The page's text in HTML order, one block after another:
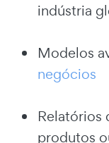
indústria
Modelos
negócios
Relatórios
produtos